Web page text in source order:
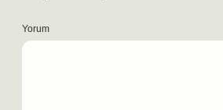
Yorum